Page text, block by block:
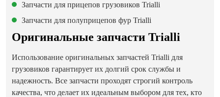
Запчасти для прицепов грузовиков Trialli
Запчасти для полуприцепов фур Trialli
Оригинальные запчасти Trialli
Использование оригинальных запчастей Trialli для
грузовиков гарантирует их долгий срок службы и
надежность. Все запчасти проходят строгий контроль
качества, что делает их идеальным выбором для тех, кто